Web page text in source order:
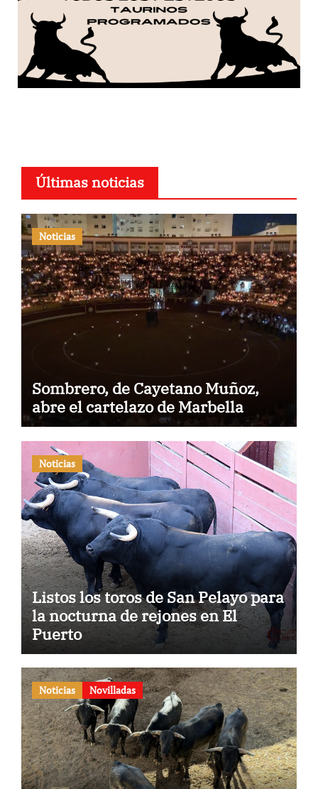
Últimas noticias
Noticias
Sombrero, de Cayetano Muñoz,
abre el cartelazo de Marbella
Noticias
Listos los toros de San Pelayo para
la nocturna de rejones en El
Puerto
Noticias Novilladas